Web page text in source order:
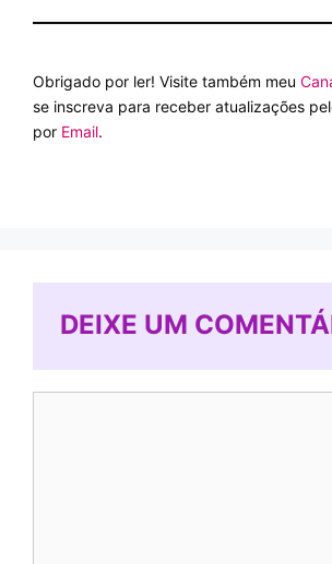
Obrigado por ler! Visite também meu
se inscreva para receber atualizações
por Email.
DEIXE UM